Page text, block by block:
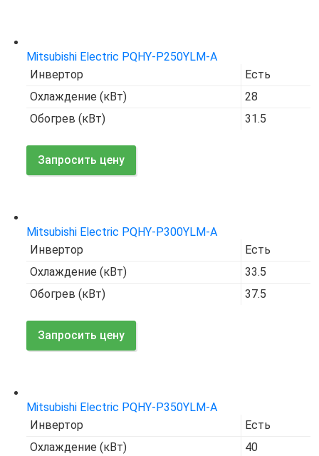
Mitsubishi Electric PQHY-P250YLM-A
Инвертор
Есть
Охлаждение (кВт)
28
Обогрев (кВт)
31.5
Запросить цену
Mitsubishi Electric PQHY-P300YLM-A
Инвертор
Есть
Охлаждение (кВт)
33.5
Обогрев (кВт)
37.5
Запросить цену
Mitsubishi Electric PQHY-P350YLM-A
Инвертор
Есть
Охлаждение (кВт)
40